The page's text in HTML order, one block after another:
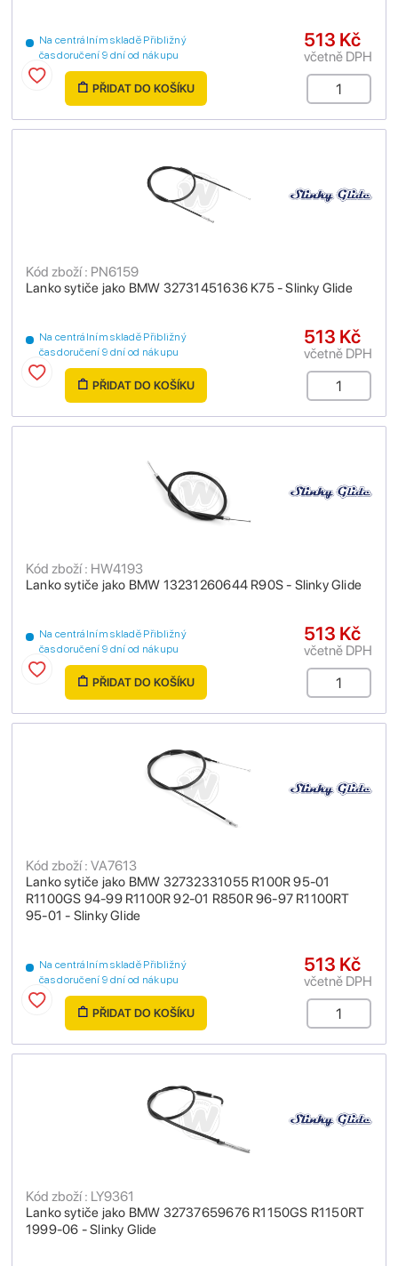
Na centrálním skladě Přibližný
čas doručení 9 dní od nákupu
513 Kč
včetně DPH
PŘIDAT DO KOŠÍKU
Lanko sytiče jako BMW 32731451636 K75 - Slinky Glide
Kód zboží : PN6159
Na centrálním skladě Přibližný
čas doručení 9 dní od nákupu
513 Kč
včetně DPH
PŘIDAT DO KOŠÍKU
Lanko sytiče jako BMW 13231260644 R90S - Slinky Glide
Kód zboží : HW4193
Na centrálním skladě Přibližný
čas doručení 9 dní od nákupu
513 Kč
včetně DPH
PŘIDAT DO KOŠÍKU
Lanko sytiče jako BMW 32732331055 R100R 95-01
R1100GS 94-99 R1100R 92-01 R850R 96-97 R1100RT
95-01 - Slinky Glide
Kód zboží : VA7613
Na centrálním skladě Přibližný
čas doručení 9 dní od nákupu
513 Kč
včetně DPH
PŘIDAT DO KOŠÍKU
Lanko sytiče jako BMW 32737659676 R1150GS R1150RT
1999-06 - Slinky Glide
Kód zboží : LY9361